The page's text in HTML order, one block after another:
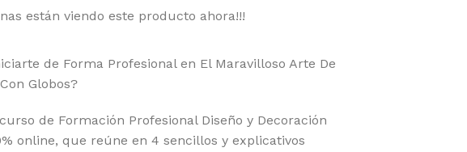
están viendo este producto ahora!!!
de Forma Profesional en El Maravilloso Arte De
Globos?
de Formación Profesional Diseño y Decoración
online, que reúne en 4 sencillos y explicativos